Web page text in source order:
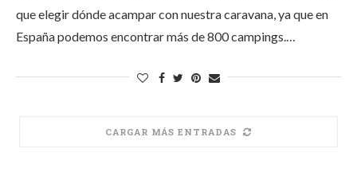
que elegir dónde acampar con nuestra caravana, ya que en
España podemos encontrar más de 800 campings.…
CARGAR MÁS ENTRADAS